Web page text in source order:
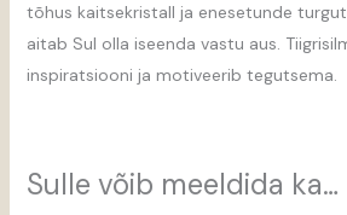
tõhus kaitsekristall ja enesetunde
aitab Sul olla iseenda vastu aus.
inspiratsiooni ja motiveerib tegutsema.
Sulle võib meeldida ka…